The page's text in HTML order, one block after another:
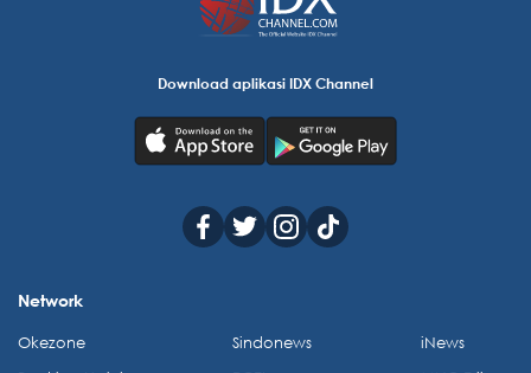
Download aplikasi IDX Channel
Network
Okezone
Sindonews
iNews